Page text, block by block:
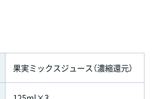
果実ミックスジュース（濃縮還元）